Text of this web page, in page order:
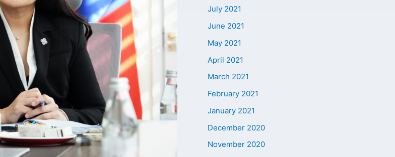
July 2021
June 2021
May 2021
April 2021
March 2021
February 2021
January 2021
December 2020
November 2020